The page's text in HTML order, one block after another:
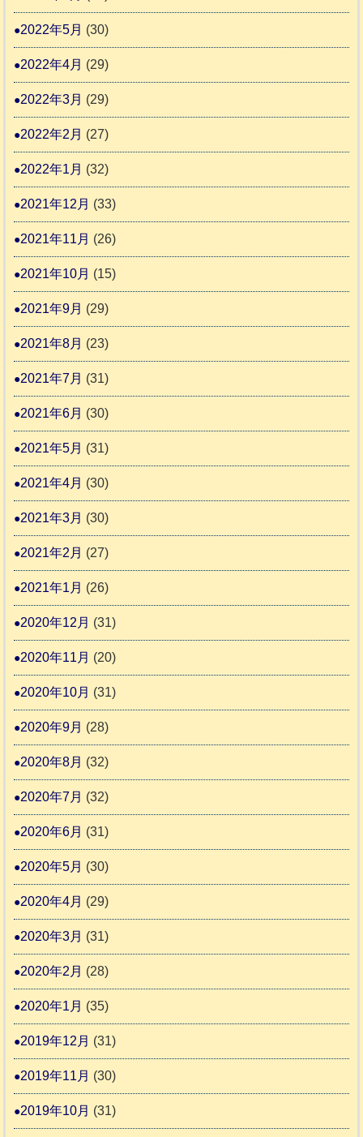
2022年5月 (30)
2022年4月 (29)
2022年3月 (29)
2022年2月 (27)
2022年1月 (32)
2021年12月 (33)
2021年11月 (26)
2021年10月 (15)
2021年9月 (29)
2021年8月 (23)
2021年7月 (31)
2021年6月 (30)
2021年5月 (31)
2021年4月 (30)
2021年3月 (30)
2021年2月 (27)
2021年1月 (26)
2020年12月 (31)
2020年11月 (20)
2020年10月 (31)
2020年9月 (28)
2020年8月 (32)
2020年7月 (32)
2020年6月 (31)
2020年5月 (30)
2020年4月 (29)
2020年3月 (31)
2020年2月 (28)
2020年1月 (35)
2019年12月 (31)
2019年11月 (30)
2019年10月 (31)